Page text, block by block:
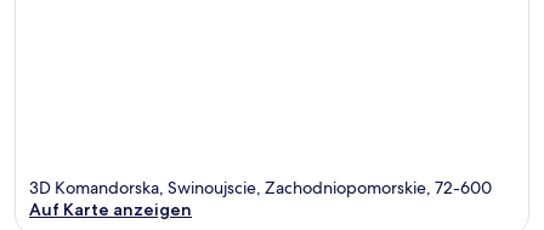
3D Komandorska, Swinoujscie, Zachodniopomorskie, 72-600
Auf Karte anzeigen